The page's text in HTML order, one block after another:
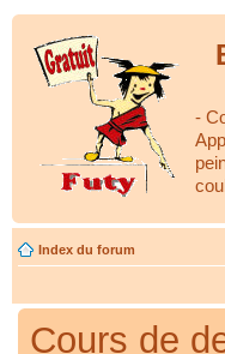
-
Index du forum
Cours de